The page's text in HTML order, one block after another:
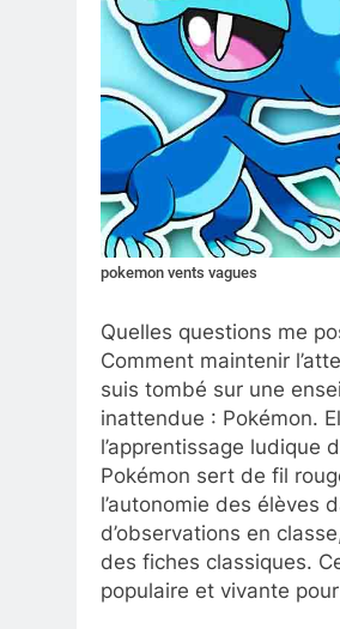
pokemon vents vagues
Quelles questions me
Comment maintenir
suis tombé sur une
inattendue : Pokémon.
l’apprentissage ludique
Pokémon sert de fil
l’autonomie des élèves
d’observations en
des fiches classiques.
populaire et vivante pour